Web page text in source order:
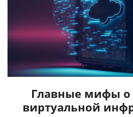
Главные мифы
виртуальной